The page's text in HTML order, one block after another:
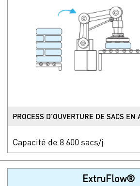
PROCESS D’OUVERTURE DE SACS EN
Capacité de 8 600 sacs/j
ExtruFlow®